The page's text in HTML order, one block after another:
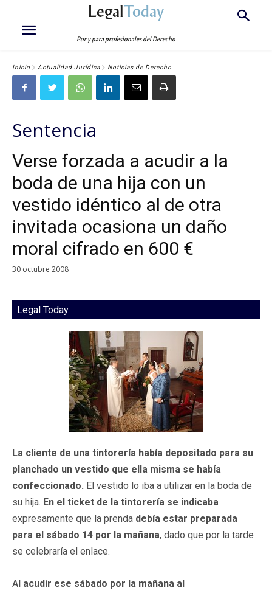
LegalToday
Por y para profesionales del Derecho
Inicio Actualidad Jurídica Noticias de Derecho
Sentencia
Verse forzada a acudir a la
boda de una hija con un
vestido idéntico al de otra
invitada ocasiona un daño
moral cifrado en 600 €
30 octubre 2008
Legal Today
La cliente de una tintorería había depositado para su
planchado un vestido que ella misma se había
confeccionado. El vestido lo iba a utilizar en la boda de
su hija. En el ticket de la tintorería se indicaba
expresamente que la prenda debía estar preparada
para el sábado 14 por la mañana, dado que por la tarde
se celebraría el enlace.
Al acudir ese sábado por la mañana al